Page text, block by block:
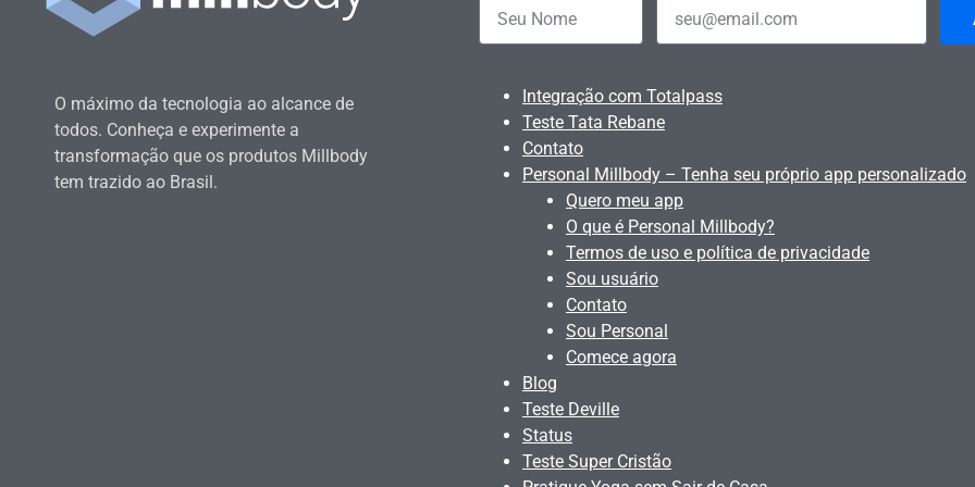
O máximo da tecnologia ao alcance de
todos. Conheça e experimente a
transformação que os produtos Millbody
tem trazido ao Brasil.
Integração com Totalpass
Teste Tata Rebane
Contato
Personal Millbody – Tenha seu próprio app personalizado
Quero meu app
O que é Personal Millbody?
Termos de uso e política de privacidade
Sou usuário
Contato
Sou Personal
Comece agora
Blog
Teste Deville
Status
Teste Super Cristão